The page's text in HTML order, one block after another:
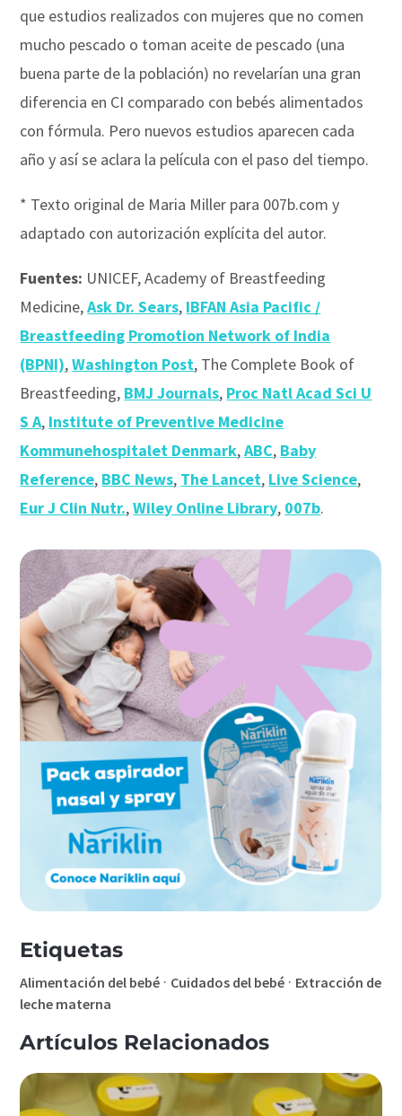
que estudios realizados con mujeres que no comen
mucho pescado o toman aceite de pescado (una
buena parte de la población) no revelarían una gran
diferencia en CI comparado con bebés alimentados
con fórmula. Pero nuevos estudios aparecen cada
año y así se aclara la película con el paso del tiempo.
* Texto original de Maria Miller para 007b.com y
adaptado con autorización explícita del autor.
Fuentes: UNICEF, Academy of Breastfeeding
Medicine,Ask Dr. Sears, IBFAN Asia Pacific /
Breastfeeding Promotion Network of India
(BPNI),Washington Post, The Complete Book of
Breastfeeding, BMJ Journals, Proc Natl Acad Sci U
S A, Institute of Preventive Medicine
Kommunehospitalet Denmark,ABC, Baby
Reference, BBC News, The Lancet, Live Science,
Eur J Clin Nutr.,Wiley Online Library, 007b.
Etiquetas
Alimentación del bebé · Cuidados del bebé · Extracción de
leche materna
Artículos Relacionados